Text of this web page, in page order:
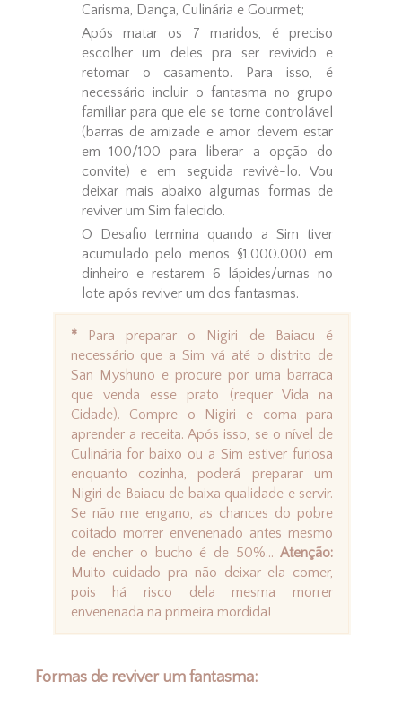
Carisma, Dança, Culinária e Gourmet;
Após matar os 7 maridos, é preciso
escolher um deles pra ser revivido e
retomar o casamento. Para isso, é
necessário incluir o fantasma no grupo
familiar para que ele se torne controlável
(barras de amizade e amor devem estar
em 100/100 para liberar a opção do
convite) e em seguida revivê-lo. Vou
deixar mais abaixo algumas formas de
reviver um Sim falecido.
O Desafio termina quando a Sim tiver
acumulado pelo menos §1.000.000 em
dinheiro e restarem 6 lápides/urnas no
lote após reviver um dos fantasmas.
*Para preparar o Nigiri de Baiacu é
necessário que a Sim vá até o distrito de
San Myshuno e procure por uma barraca
que venda esse prato (requer Vida na
Cidade). Compre o Nigiri e coma para
aprender a receita. Após isso, se o nível de
Culinária for baixo ou a Sim estiver furiosa
enquanto cozinha, poderá preparar um
Nigiri de Baiacu de baixa qualidade e servir.
Se não me engano, as chances do pobre
coitado morrer envenenado antes mesmo
de encher o bucho é de 50%...Atenção:
Muito cuidado pra não deixar ela comer,
pois há risco dela mesma morrer
envenenada na primeira mordida!
Formas de reviver um fantasma: